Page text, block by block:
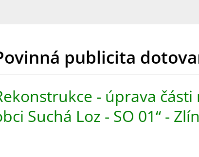
publicita
- úprava
Suchá Loz - SO 01“ -